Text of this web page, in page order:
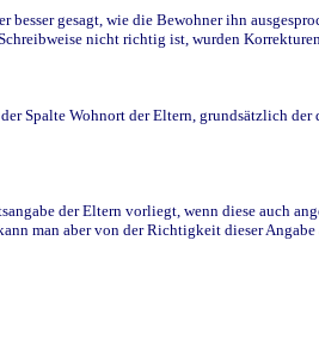
gesagt, wie die Bewohner ihn
nicht richtig ist, wurden
Spalte Wohnort der Eltern, grundsätzlich der
der Eltern vorliegt, wenn diese auch
man aber von der Richtigkeit dieser Angabe